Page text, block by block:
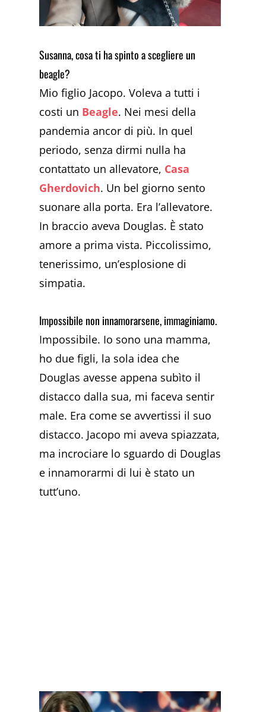
Susanna, cosa ti ha spinto a scegliere un
beagle?
Mio figlio Jacopo. Voleva a tutti i
costi un Beagle. Nei mesi della
pandemia ancor di più. In quel
periodo, senza dirmi nulla ha
contattato un allevatore, Casa
Gherdovich. Un bel giorno sento
suonare alla porta. Era l’allevatore.
In braccio aveva Douglas. È stato
amore a prima vista. Piccolissimo,
tenerissimo, un’esplosione di
simpatia.
Impossibile non innamorarsene, immaginiamo.
Impossibile. Io sono una mamma,
ho due figli, la sola idea che
Douglas avesse appena subìto il
distacco dalla sua, mi faceva sentir
male. Era come se avvertissi il suo
distacco. Jacopo mi aveva spiazzata,
ma incrociare lo sguardo di Douglas
e innamorarmi di lui è stato un
tutt’uno.